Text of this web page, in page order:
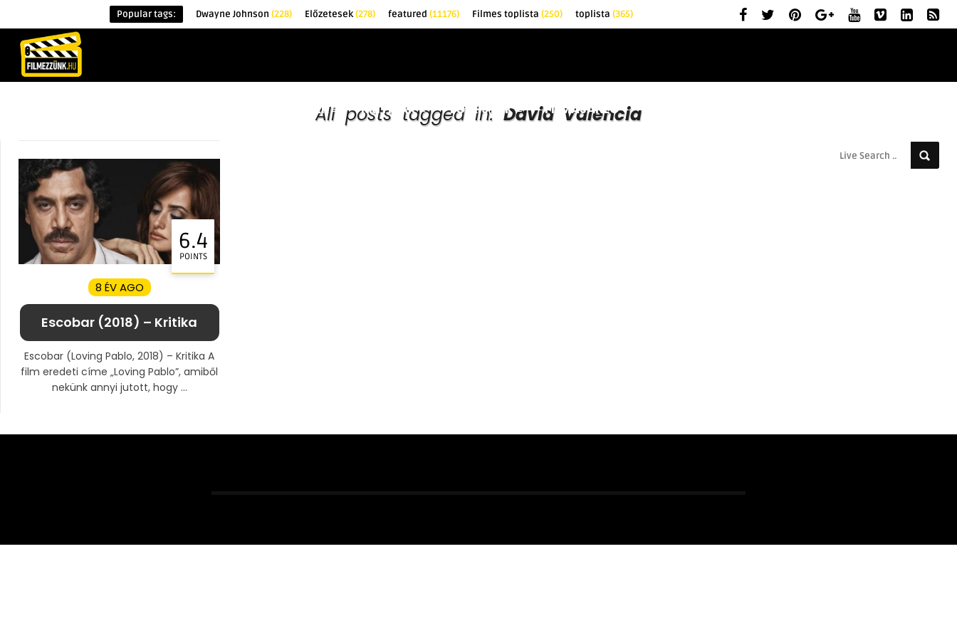
Popular tags: Dwayne Johnson (228) Előzetesek(278) featured (11176) Filmes toplista (250) toplista (365)
ÉRDEKESSÉGEK KRITIKÁK TOPLISTÁK FILMAJÁNLÓ
All posts tagged in: David Valencia
6.4
POINTS
8 ÉV AGO
Escobar (2018) – Kritika
Escobar (Loving Pablo, 2018) – Kritika A
film eredeti címe „Loving Pablo”, amiből
nekünk annyi jutott, hogy ...